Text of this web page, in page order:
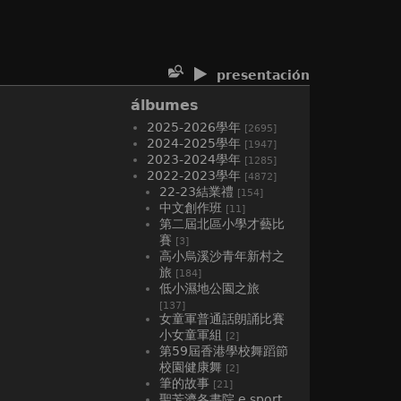
presentación
álbumes
2025-2026學年 [2695]
2024-2025學年 [1947]
2023-2024學年 [1285]
2022-2023學年 [4872]
22-23結業禮 [154]
中文創作班 [11]
第二屆北區小學才藝比
賽 [3]
高小烏溪沙青年新村之
旅 [184]
低小濕地公園之旅
[137]
女童軍普通話朗誦比賽
小女童軍組 [2]
第59屆香港學校舞蹈節
校園健康舞 [2]
筆的故事 [21]